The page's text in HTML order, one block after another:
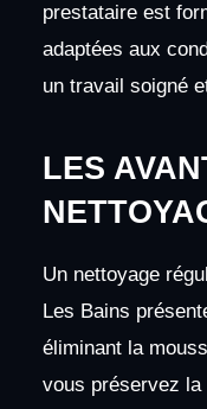
prestataire est
adaptées aux
un travail soigné
LES
Un nettoyage
Les Bains
éliminant la
vous préservez la